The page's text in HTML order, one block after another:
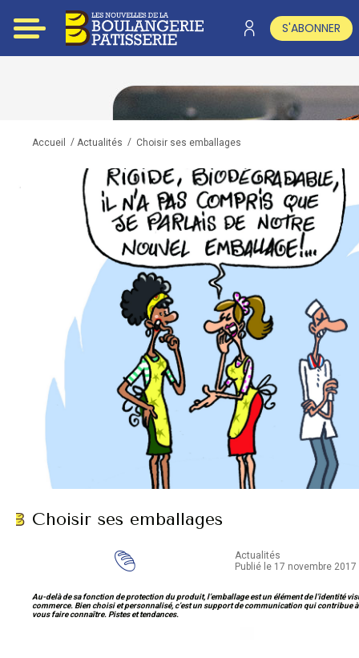
S'ABONNER
Accueil / Actualités / Choisir ses emballages
Choisir ses emballages
Actualités
Publié le 17 novembre 2017
Au-delà de sa fonction de protection du produit, l’emballage est un élément de l’identité
commerce. Bien choisi et personnalisé, c’est un support de communication qui contribue
vous faire connaître. Pistes et tendances.